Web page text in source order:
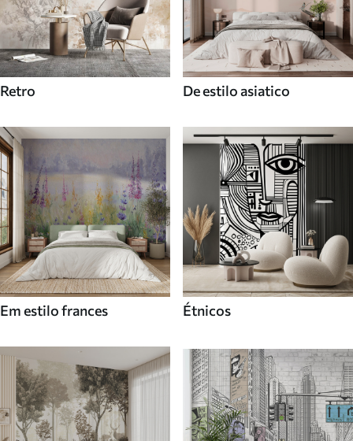
Retro De estilo asiatico
Em estilo frances Étnicos